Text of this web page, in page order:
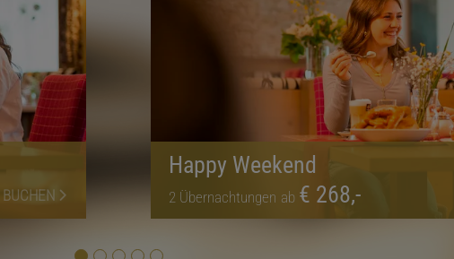
BUCHEN
Happy Weekend
2 Übernachtungen ab € 268,-